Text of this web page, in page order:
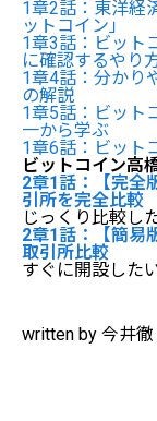
1章2話：東洋経
ットコイン」
1章3話：ビット
に確認するやり
1章4話：分かり
の解説
1章5話：ビット
一から学ぶ
1章6話：ビット
ビットコイン高
2章1話：【完全
引所を完全比較
じっくり比較し
2章1話：【簡易
取引所比較
すぐに開設した
written by 今井徹